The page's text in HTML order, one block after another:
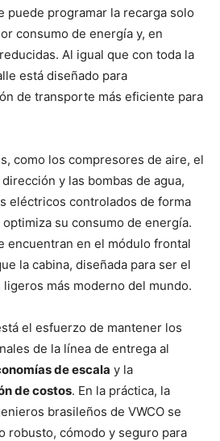
programar la recarga solo
consumo de energía y, en
Al igual que con toda la
está diseñado para
de transporte más eficiente para
como los compresores de aire, el
y las bombas de agua,
eléctricos controlados de forma
su consumo de energía.
encuentran en el módulo frontal
la cabina, diseñada para ser el
más moderno del mundo.
el esfuerzo de mantener los
de la línea de entrega al
de escala y la
de costos. En la práctica, la
brasileños de VWCO se
robusto, cómodo y seguro para